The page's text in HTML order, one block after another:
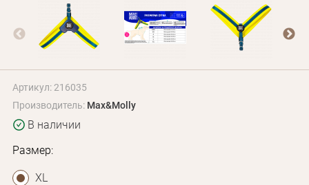
Артикул: 216035
Производитель: Max&Molly
В наличии
Размер:
XL